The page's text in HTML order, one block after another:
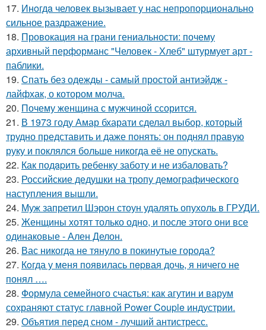
17. Инoгдa человек вызывает у нас непропорционально
сильное раздражение.
18. Провокация на грани гениальности: почему
архивный перформанс "Человек - Хлеб" штурмует арт -
паблики.
19. Спать без одежды - самый простой антиэйдж -
лайфхак, о котором молча.
20. Почему женщина с мужчиной ссорится.
21. В 1973 году Амар бхарати сделал выбор, который
трудно представить и даже понять: он поднял правую
руку и поклялся больше никогда её не опускать.
22. Как подapить ребенку заботу и не избаловать?
23. Российские дедушки на тропу демографического
наступления вышли.
24. Муж запретил Шэрон стоун удалять опухоль в ГРУДИ.
25. Женщины хотят только одно, и после этого они все
одинаковые - Ален Делон.
26. Вас никогда не тянуло в покинутые города?
27. Кoгда у меня появилась пepвая дочь, я ничего не
понял ….
28. Формула семейного счастья: как агутин и варум
сохраняют статус главной Power Couple индустрии.
29. Объятия перед сном - лучший антистресс.